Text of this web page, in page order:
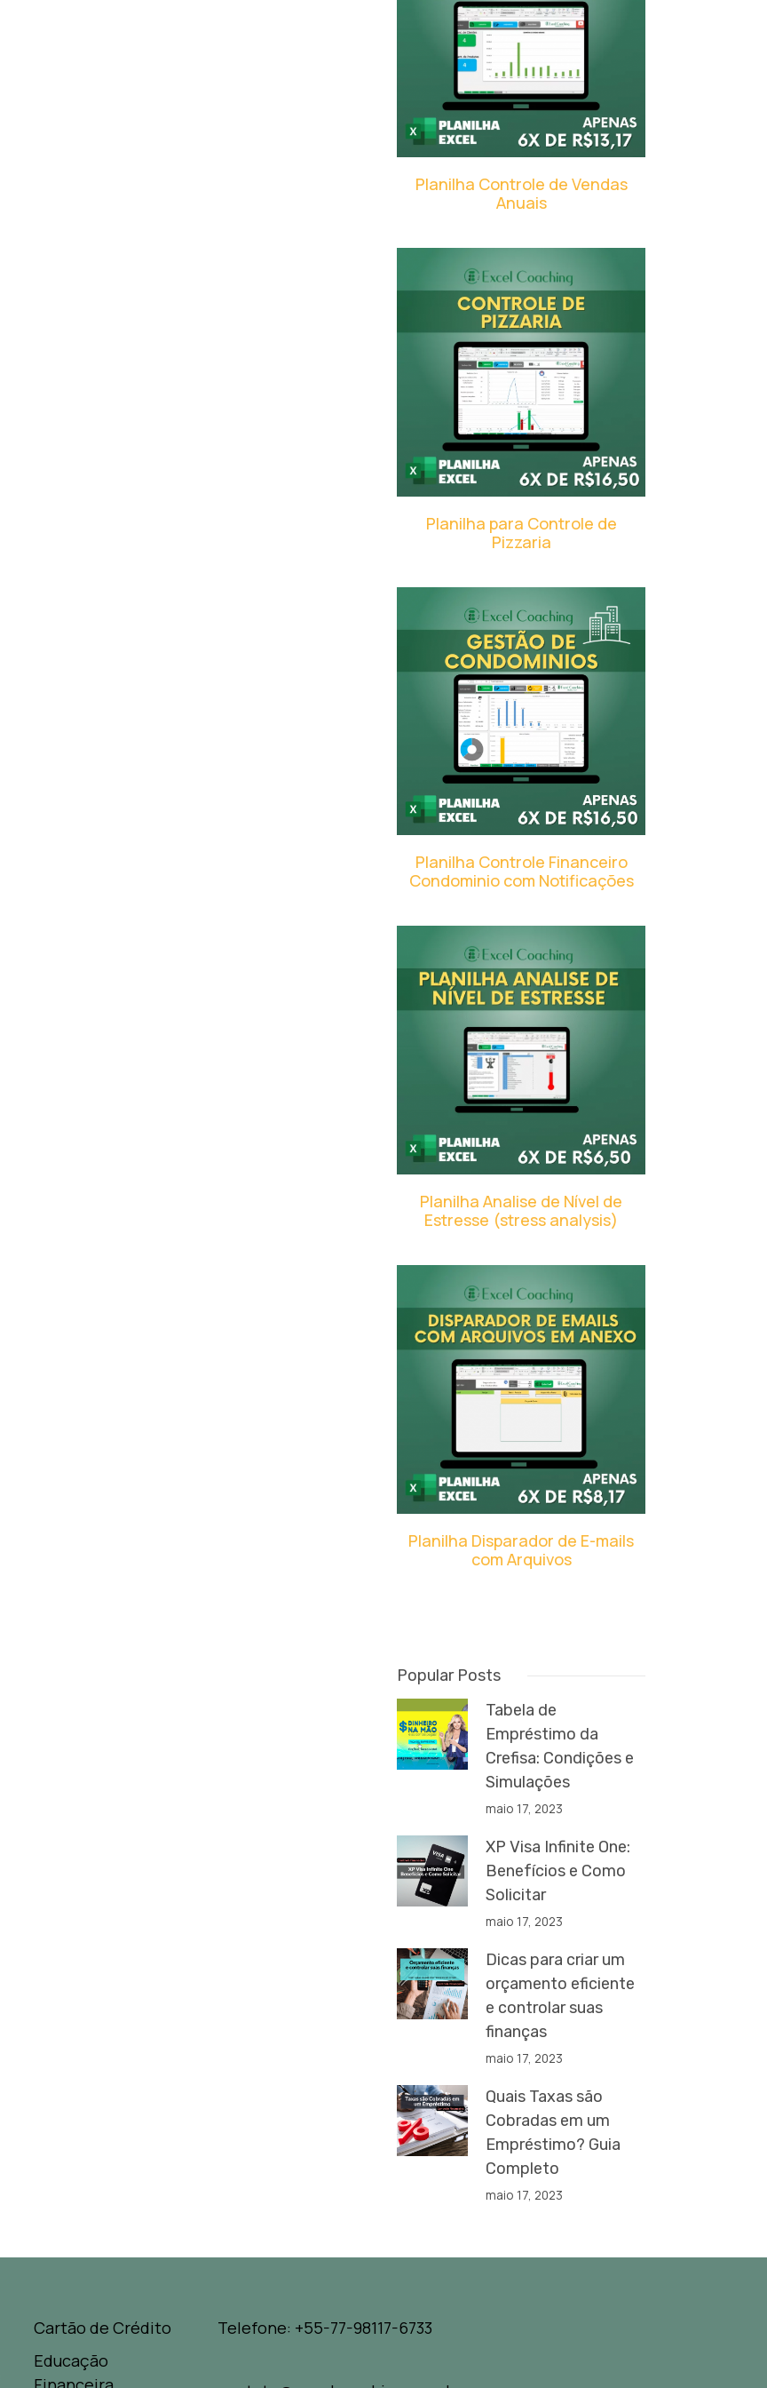
Planilha Controle de Vendas
Anuais
Planilha para Controle de
Pizzaria
Planilha Controle Financeiro
Condominio com Notificações
Planilha Analise de Nível de
Estresse (stress analysis)
Planilha Disparador de E-mails
com Arquivos
Popular Posts
Tabela de
Empréstimo da
Crefisa: Condições e
Simulações
maio 17, 2023
XP Visa Infinite One:
Benefícios e Como
Solicitar
maio 17, 2023
Dicas para criar um
orçamento eficiente
e controlar suas
finanças
maio 17, 2023
Quais Taxas são
Cobradas em um
Empréstimo? Guia
Completo
maio 17, 2023
Cartão de Crédito
Educação
Telefone: +55-77-98117-6733